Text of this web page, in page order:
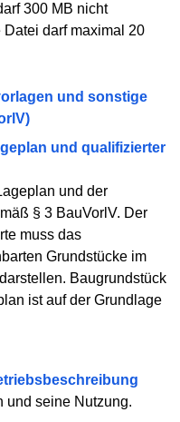
300 MB nicht
darf maximal 20
und sonstige
und qualifizierter
und der
§ 3 BauVorlV. Der
muss das
Grundstücke im
Baugrundstück
ist auf der Grundlage
und seine Nutzung.